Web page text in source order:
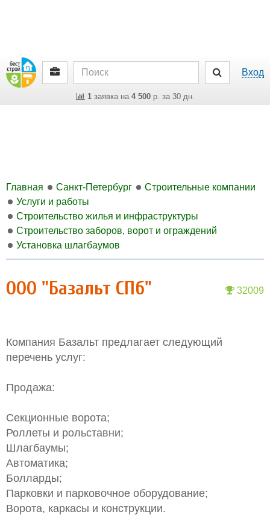
Вход
1заявка на 4 500р. за 30 дн.
Главная Санкт-Петербург
Строительные компании
Услуги и работы
Строительство жилья и инфраструктуры
Строительство заборов, ворот и ограждений
Установка шлагбаумов
32009
ООО "Базальт СПб"
Компания Базальт предлагает следующий
перечень услуг:
Продажа:
Cекционные ворота;
Роллеты и рольставни;
Шлагбаумы;
Автоматика;
Болларды;
Парковки и парковочное оборудование;
Ворота, каркасы и конструкции.